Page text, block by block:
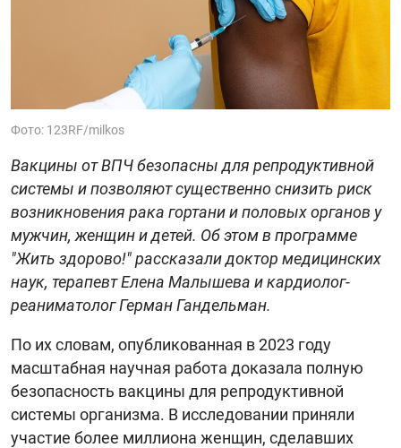
Фото: 123RF/milkos
Вакцины от ВПЧ безопасны для репродуктивной
системы и позволяют существенно снизить риск
возникновения рака гортани и половых органов у
мужчин, женщин и детей. Об этом в программе
"Жить здорово!" рассказали доктор медицинских
наук, терапевт Елена Малышева и кардиолог-
реаниматолог Герман Гандельман.
По их словам, опубликованная в 2023 году
масштабная научная работа доказала полную
безопасность вакцины для репродуктивной
системы организма. В исследовании приняли
участие более миллиона женщин, сделавших